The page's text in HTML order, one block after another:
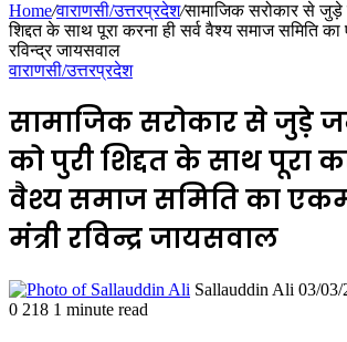
Home/वाराणसी/उत्तरप्रदेश/सामाजिक सरोकार से जुड़े
शिद्दत के साथ पूरा करना ही सर्व वैश्य समाज समिति का
रविन्द्र जायसवाल
वाराणसी/उत्तरप्रदेश
सामाजिक सरोकार से जुड़े
को पुरी शिद्दत के साथ पूरा
वैश्य समाज समिति का
मंत्री रविन्द्र जायसवाल
Sallauddin Ali Send
03/03/
0 218 1 minute read